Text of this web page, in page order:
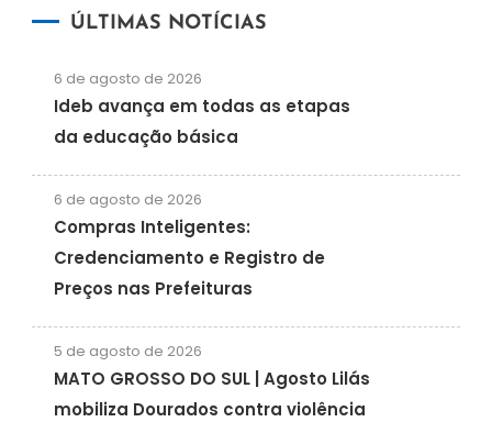
ÚLTIMAS NOTÍCIAS
6 de agosto de 2026
Ideb avança em todas as etapas
da educação básica
6 de agosto de 2026
Compras Inteligentes:
Credenciamento e Registro de
Preços nas Prefeituras
5 de agosto de 2026
MATO GROSSO DO SUL | Agosto Lilás
mobiliza Dourados contra violência